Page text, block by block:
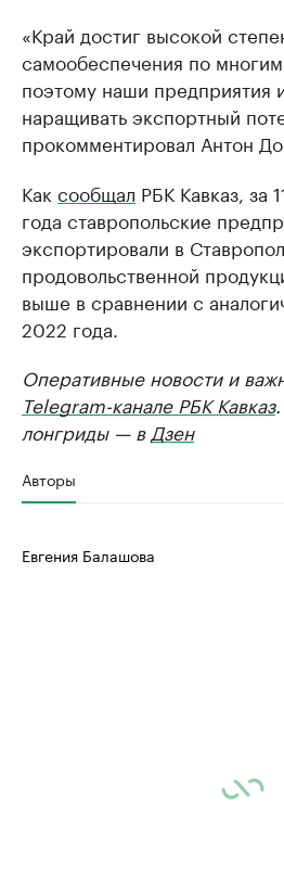
«Край достиг высокой
самообеспечения по многим
поэтому наши предприятия
наращивать экспортный
прокомментировал Антон
Как сообщал РБК Кавказ, за
года ставропольские
экспортировали в
продовольственной
выше в сравнении с
2022 года.
Оперативные новости и
Telegram-канале РБК Кавказ
лонгриды — в Дзен
Авторы
Евгения Балашова